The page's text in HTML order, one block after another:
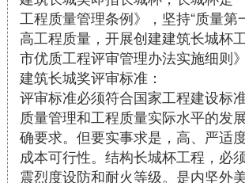
工程质量管理条例》，坚持“质量
高工程质量，开展创建建筑长城杯
市优质工程评审管理办法实施细则
建筑长城奖评审标准：
评审标准必须符合国家工程建设标
质量管理和工程质量实际水平的发
确要求。但要实事求是，高、严适
成本可行性。结构长城杯工程，必
震烈度设防和耐火等级。是内坚外